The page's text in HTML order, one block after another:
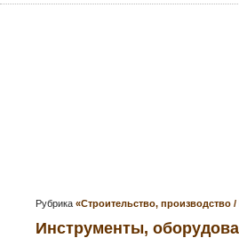
Рубрика «Строительство,
Инструменты,